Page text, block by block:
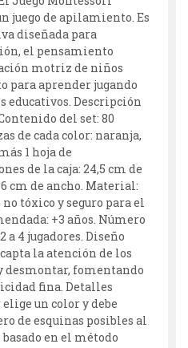
juego de apilamiento. Es
diseñada para
el pensamiento
motriz de niños
para aprender jugando
Descripción
del set: 80
de cada color: naranja,
1 hoja de
de la caja: 24,5 cm de
cm de ancho. Material:
tóxico y seguro para el
+3 años. Número
a 4 jugadores. Diseño
la atención de los
desmontar, fomentando
fina. Detalles
elige un color y debe
de esquinas posibles al
en el método